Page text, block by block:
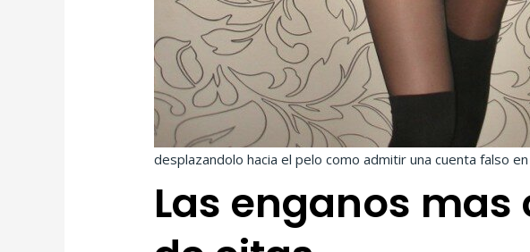
desplazandolo hacia el pelo como admitir una cuenta falso
Las enganos